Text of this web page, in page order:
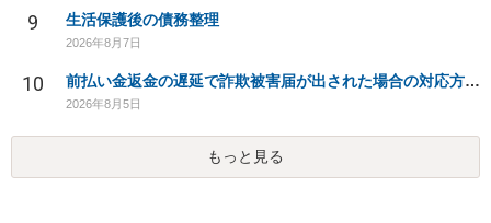
9 生活保護後の債務整理
2026年8月7日
10 前払い金返金の遅延で詐欺被害届が出された場合の対応方法は？
2026年8月5日
もっと見る